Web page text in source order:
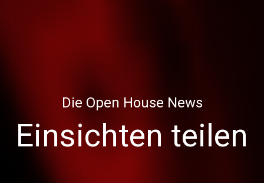
Die Open House News
Einsichten teilen